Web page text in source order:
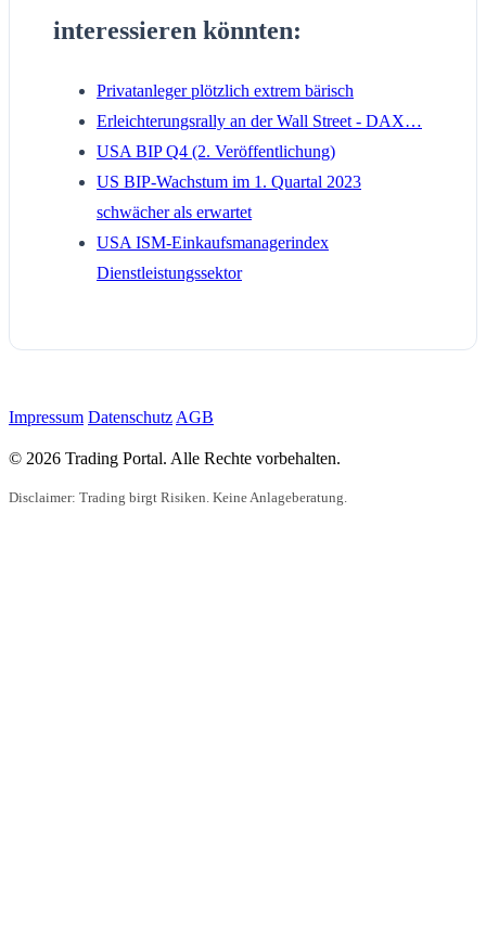
interessieren könnten:
Privatanleger plötzlich extrem bärisch
Erleichterungsrally an der Wall Street - DAX…
USA BIP Q4 (2. Veröffentlichung)
US BIP-Wachstum im 1. Quartal 2023
schwächer als erwartet
USA ISM-Einkaufsmanagerindex
Dienstleistungssektor
Impressum Datenschutz AGB
© 2026 Trading Portal. Alle Rechte vorbehalten.
Disclaimer: Trading birgt Risiken. Keine Anlageberatung.